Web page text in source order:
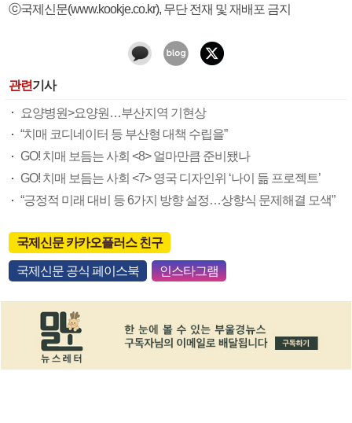
ⓒ국제신문(www.kookje.co.kr), 무단 전재 및 재배포 금지
관련기사
요양병원>요양원…부산지역 기현상
“치매 코디네이터 등 부산형 대책 수립을”
GO! 치매 보듬는 사회 <8> 얼마만큼 준비됐나
GO! 치매 보듬는 사회 <7> 영국 디자인위 ‘나이 듦 프로젝트’
“긍정적 미래 대비 등 6가지 방향 설정…상향식 문제해결 모색”
국제신문 카카오플러스 친구
국제신문 공식 페이스북 인스타그램